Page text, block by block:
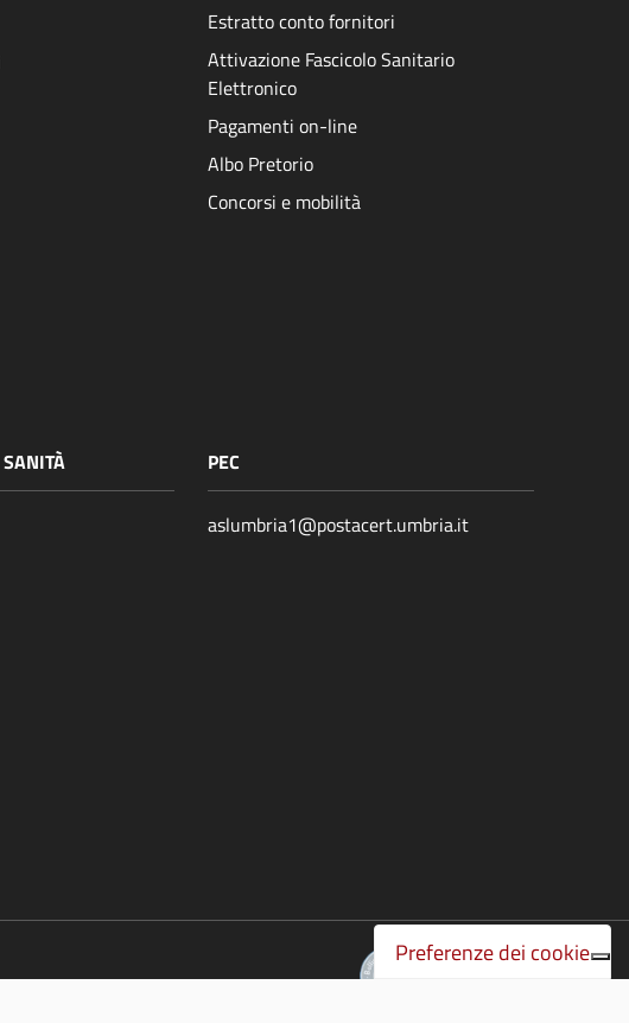
Estratto conto fornitori
Attivazione Fascicolo Sanitario
Elettronico
Pagamenti on-line
Albo Pretorio
Concorsi e mobilità
PEC
aslumbria1@postacert.umbria.it
Preferenze dei cookie